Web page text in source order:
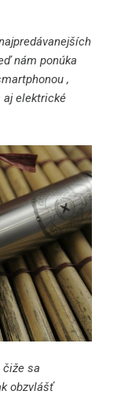
nám ponúka
,
aj elektrické
čiže sa
obzvlášť